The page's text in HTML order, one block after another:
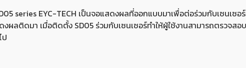
series EYC-TECH เป็นจอแสดงผลที่ออกแบบมาเพื่อต่อร่วมกับเซนเซ
ลติดมา เมื่อติดตั้ง SD05 ร่วมกับเซนเซอร์ทำให้ผู้ใช้งานสามารถตรวจส
ป